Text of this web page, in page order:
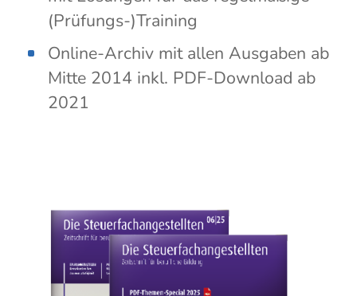
(Prüfungs-)Training
Online-Archiv mit allen Ausgaben ab
Mitte 2014 inkl. PDF-Download ab
2021